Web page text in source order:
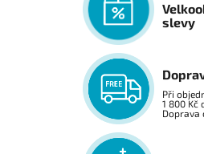
slevy
Při
1 800 Kč
Doprava